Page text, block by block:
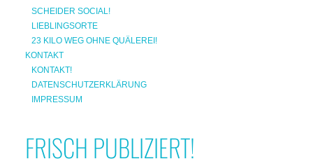
SCHEIDER SOCIAL!
LIEBLINGSORTE
23 KILO WEG OHNE QUÄLEREI!
KONTAKT
KONTAKT!
DATENSCHUTZERKLÄRUNG
IMPRESSUM
FRISCH PUBLIZIERT!